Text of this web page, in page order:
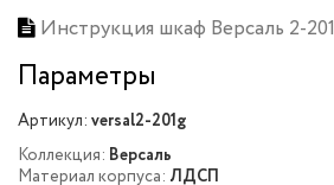
Инструкция шкаф Версаль 2-201
Параметры
Артикул: versal2-201g
Коллекция: Версаль
Материал корпуса: ЛДСП